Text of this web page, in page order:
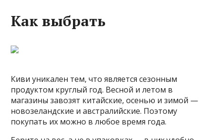
Как выбрать
Киви уникален тем, что является сезонным
продуктом круглый год. Весной и летом в
магазины завозят китайские, осенью и зимой —
новозеландские и австралийские. Поэтому
покупать их можно в любое время года.